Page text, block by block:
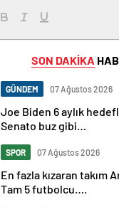
SON DAKİKA
GÜNDEM 07 Ağustos 2026
Joe Biden 6 aylık
Senato buz gibi…
SPOR 07 Ağustos 2026
En fazla kızaran takım
Tam 5 futbolcu….